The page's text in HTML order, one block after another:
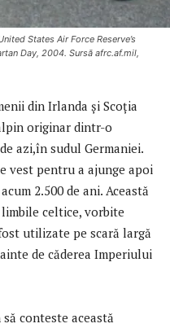
States Air Force Reserve’s
Day, 2004. Sursă afrc.af.mil,
din Irlanda și Scoția
originar dintr-o
azi,în sudul Germaniei.
vest pentru a ajunge apoi
2.500 de ani. Această
celtice, vorbite
utilizate pe scară largă
de căderea Imperiului
conteste această